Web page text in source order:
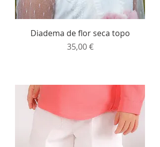
Diadema de flor seca topo
Precio
35,00 €